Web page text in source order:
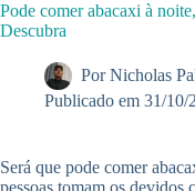
Pode comer abacaxi à
Descubra
Por Nicholas
Publicado em 31/10/
Será que pode comer
pessoas tomam os devidos